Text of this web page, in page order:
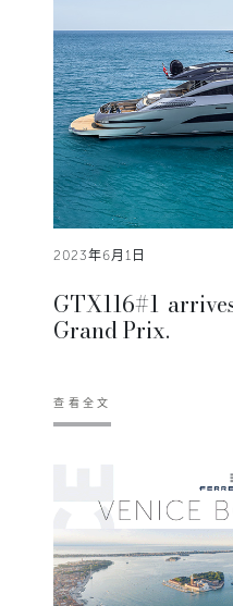
2023年6月1日
GTX116#1
Grand Prix.
查看全文